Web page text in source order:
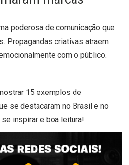
poderosa de comunicação que
Propagandas criativas atraem
com o público.
15 exemplos de
se destacaram no Brasil e no
inspirar e boa leitura!